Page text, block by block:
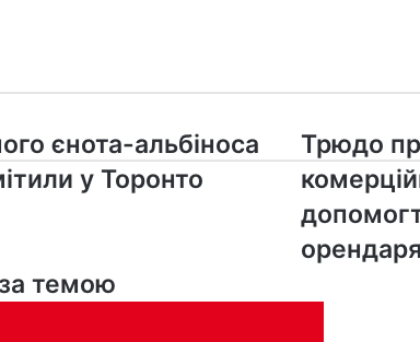
єнота-альбіноса
у Торонто
Трюдо
просить
комерційних
орендодавців
допомогти
собі
Трюдо
темою